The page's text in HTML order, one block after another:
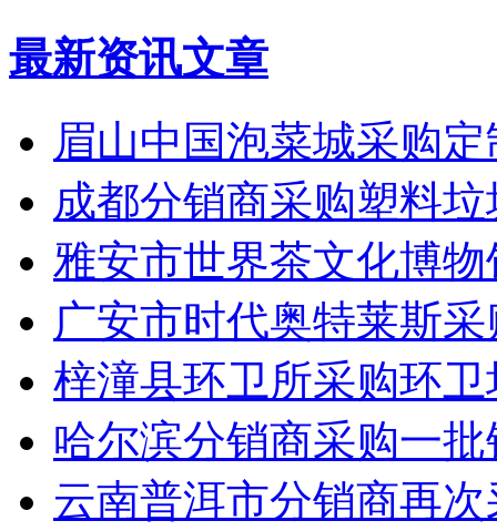
最新资讯文章
眉山中国泡菜城采购
成都分销商采购塑料
雅安市世界茶文化博
广安市时代奥特莱斯
梓潼县环卫所采购环
哈尔滨分销商采购一
云南普洱市分销商再